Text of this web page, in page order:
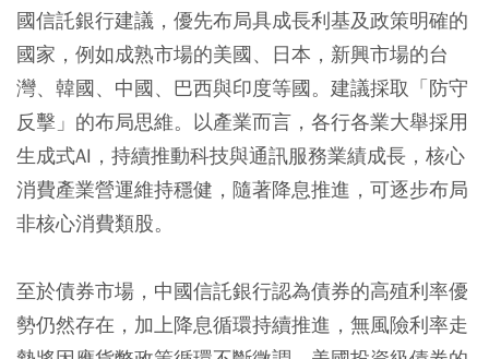
國信託銀行建議，優先布局具成長利基及政策明確的
國家，例如成熟市場的美國、日本，新興市場的台
灣、韓國、中國、巴西與印度等國。建議採取「防守
反擊」的布局思維。以產業而言，各行各業大舉採用
生成式AI，持續推動科技與通訊服務業績成長，核心
消費產業營運維持穩健，隨著降息推進，可逐步布局
非核心消費類股。
至於債券市場，中國信託銀行認為債券的高殖利率優
勢仍然存在，加上降息循環持續推進，無風險利率走